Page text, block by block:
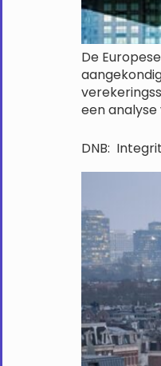
De
een analyse
DNB: